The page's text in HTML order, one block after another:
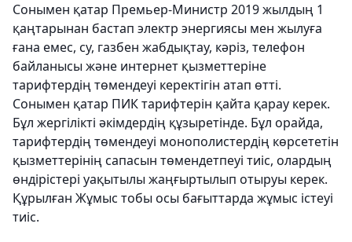
Сонымен қатар Премьер-Министр 2019 жылдың 1
қаңтарынан бастап электр энергиясы мен жылуға
ғана емес, су, газбен жабдықтау, кәріз, телефон
байланысы және интернет қызметтеріне
тарифтердің төмендеуі керектігін атап өтті.
Сонымен қатар ПИК тарифтерін қайта қарау керек.
Бұл жергілікті әкімдердің құзыретінде. Бұл орайда,
тарифтердің төмендеуі монополистердің көрсететін
қызметтерінің сапасын төмендетпеуі тиіс, олардың
өндірістері уақытылы жаңғыртылып отыруы керек.
Құрылған Жұмыс тобы осы бағыттарда жұмыс істеуі
тиіс.